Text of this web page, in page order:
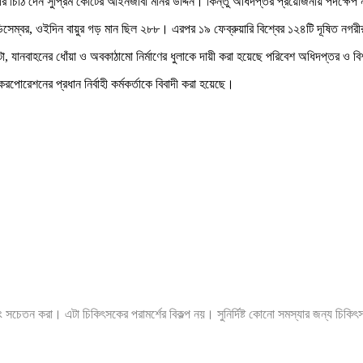
ওইদিন বায়ুর গড় মান ছিল ২৮৮। এরপর ১৯ ফেব্রুয়ারি বিশ্বের ১২৪টি দূষিত
যানবাহনের ধোঁয়া ও অবকাঠামো নির্মাণের ধুলাকে দায়ী করা হয়েছে পরিবেশ অধিদপ্তর ও
প্রধান নির্বাহী কর্মকর্তাকে বিবাদী করা হয়েছে।
করা। এটা চিকিৎসকের পরামর্শের বিকল্প নয়। সুনির্দিষ্ট কোনো সমস্যার জন্য